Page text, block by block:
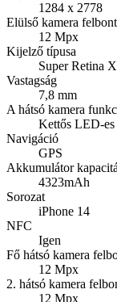
1284 x 2778
Elülső kamera
12 Mpx
Kijelző típusa
Super Retina
Vastagság
7,8 mm
A hátsó kamera
Kettős LED-es
Navigáció
GPS
Akkumulátor
4323mAh
Sorozat
iPhone 14
NFC
Igen
Fő hátsó kamera
12 Mpx
2. hátsó kamera
12 Mpx